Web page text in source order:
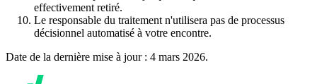
effectivement retiré.
Le responsable du traitement n'utilisera pas de processus
décisionnel automatisé à votre encontre.
Date de la dernière mise à jour : 4 mars 2026.